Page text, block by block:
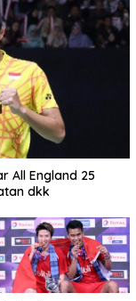
All England 25
dkk